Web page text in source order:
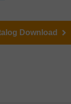
Download